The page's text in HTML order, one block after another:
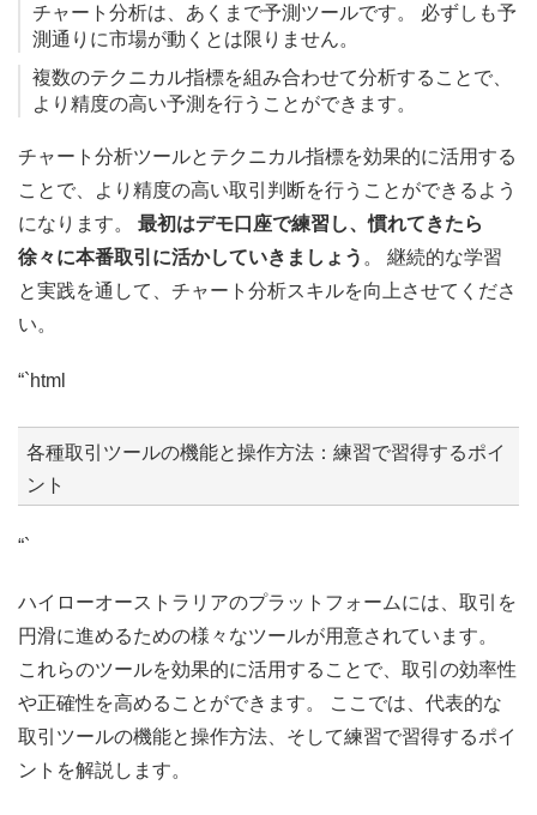
チャート分析は、あくまで予測ツールです。 必ずしも予
測通りに市場が動くとは限りません。
複数のテクニカル指標を組み合わせて分析することで、
より精度の高い予測を行うことができます。
チャート分析ツールとテクニカル指標を効果的に活用する
ことで、より精度の高い取引判断を行うことができるよう
になります。 最初はデモ口座で練習し、慣れてきたら
徐々に本番取引に活かしていきましょう 。 継続的な学習
と実践を通して、チャート分析スキルを向上させてくださ
い。
“`html
各種取引ツールの機能と操作方法：練習で習得するポイ
ント
“`
ハイローオーストラリアのプラットフォームには、取引を
円滑に進めるための様々なツールが用意されています。
これらのツールを効果的に活用することで、取引の効率性
や正確性を高めることができます。 ここでは、代表的な
取引ツールの機能と操作方法、そして練習で習得するポイ
ントを解説します。